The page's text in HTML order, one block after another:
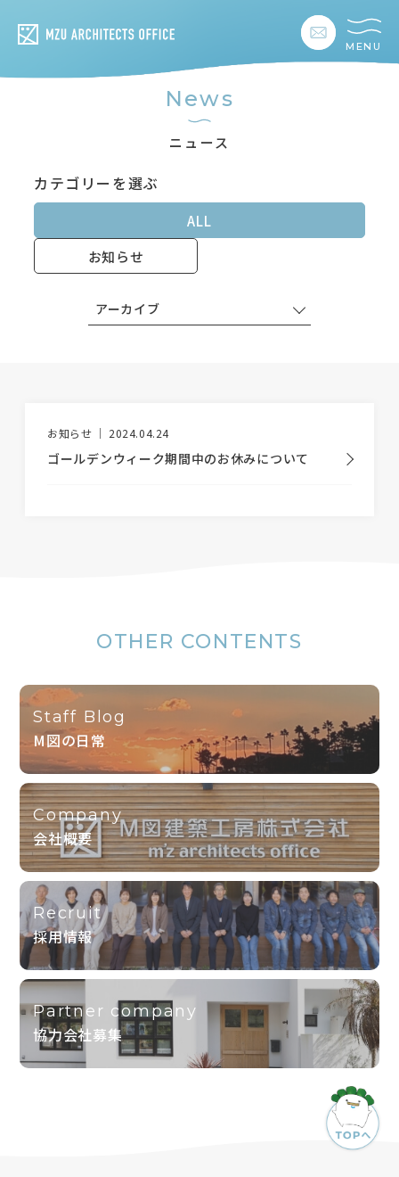
MENU
私たちの家づくり
建築事例
BLOG
News
ニュース
カテゴリーを選ぶ
ALL
お知らせ
アーカイブ
お知らせ 2024.04.24
ゴールデンウィーク期間中のお休みについて
OTHER CONTENTS
Staff Blog
M図の日常
Company
会社概要
Recruit
採用情報
Partner company
協力会社募集